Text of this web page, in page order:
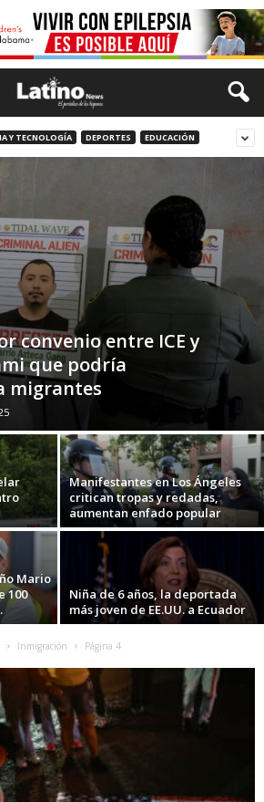
Y TECNOLOGÍA DEPORTES EDUCACIÓN
convenio entre ICE y
que podría
migrantes
Manifestantes en Los Ángeles
critican tropas y redadas,
aumentan enfado popular
Mario
100
Niña de 6 años, la deportada
más joven de EE.UU. a Ecuador
Inmigración Página 4